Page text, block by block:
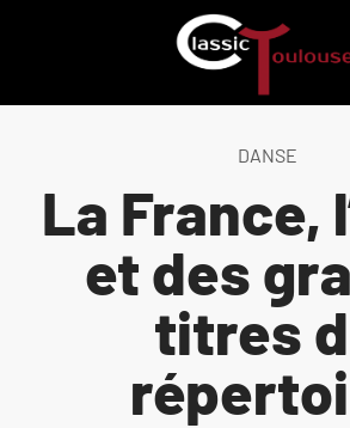
DANSE
La France,
et des
titres